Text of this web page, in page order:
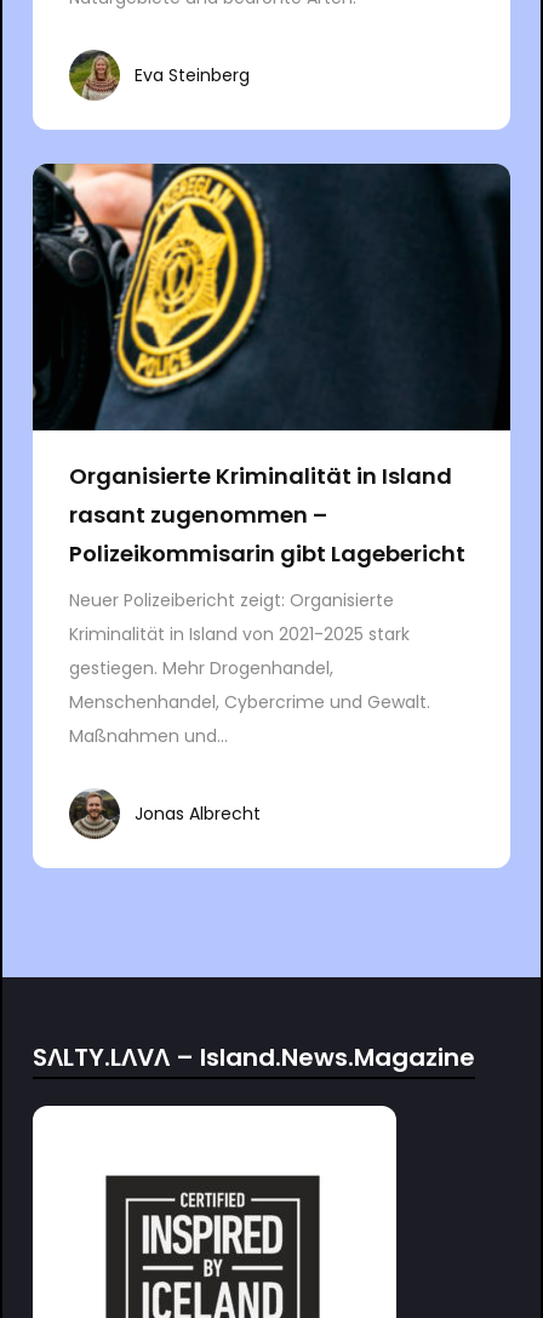
Eva Steinberg
Organisierte Kriminalität in Island
rasant zugenommen –
Polizeikommisarin gibt Lagebericht
Neuer Polizeibericht zeigt: Organisierte
Kriminalität in Island von 2021-2025 stark
gestiegen. Mehr Drogenhandel,
Menschenhandel, Cybercrime und Gewalt.
Maßnahmen und...
Jonas Albrecht
SΛLTY.LΛVΛ – Island.News.Magazine